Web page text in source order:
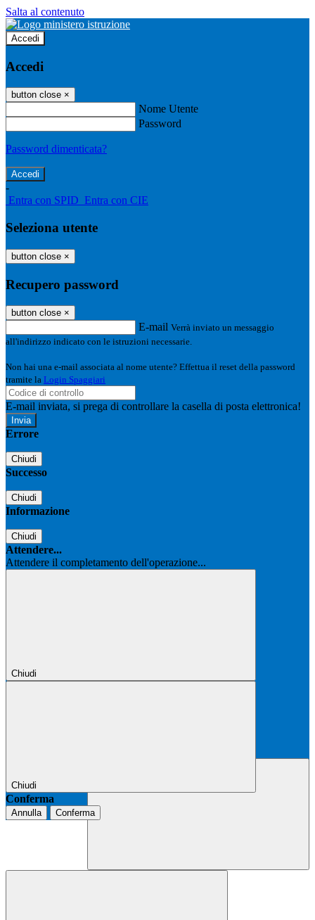
Salta al contenuto
Accedi
Accedi
button close ×
Nome Utente
Password
Password dimenticata?
-
Entra con SPID Entra con CIE
Seleziona utente
button close ×
Recupero password
button close ×
E-mail Verrà inviato un messaggio
all'indirizzo indicato con le istruzioni necessarie.
Non hai una e-mail associata al nome utente? Effettua il reset della password
tramite la Login Spaggiari
E-mail inviata, si prega di controllare la casella di posta elettronica!
Errore
Chiudi
Successo
Chiudi
Informazione
Chiudi
Attendere...
Attendere il completamento dell'operazione...
Chiudi
Chiudi
Conferma
Annulla Conferma